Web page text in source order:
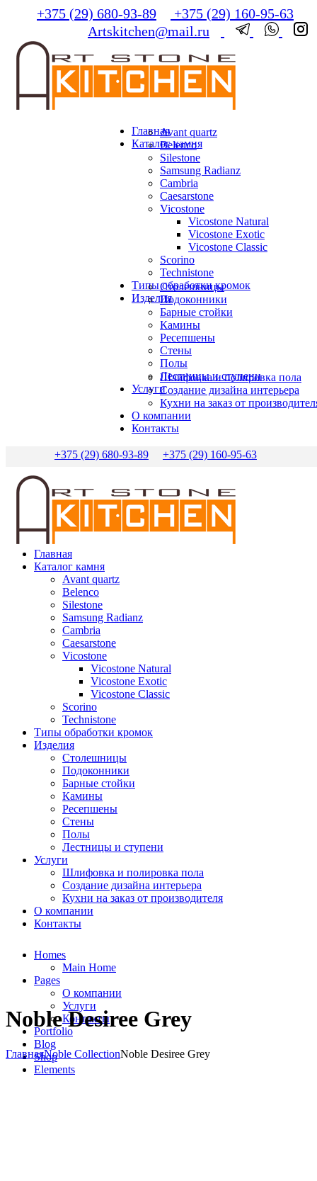
+375 (29) 680-93-89
+375 (29) 160-95-63
Artskitchen@mail.ru
Главная
Каталог камня
Avant quartz
Belenco
Silestone
Samsung Radianz
Сambria
Сaesarstone
Vicostone
Vicostone Natural
Vicostone Exotic
Vicostone Classic
Scorino
Technistone
Типы обработки кромок
Изделия
Столешницы
Подоконники
Барные стойки
Камины
Ресепшены
Стены
Полы
Лестницы и ступени
Услуги
Шлифовка и полировка пола
Создание дизайна интерьера
Кухни на заказ от
О компании
Контакты
+375 (29) 680-93-89 +375 (29) 160-95-63
Главная
Каталог камня
Avant quartz
Belenco
Silestone
Samsung Radianz
Сambria
Сaesarstone
Vicostone
Vicostone Natural
Vicostone Exotic
Vicostone Classic
Scorino
Technistone
Типы обработки кромок
Изделия
Столешницы
Подоконники
Барные стойки
Камины
Ресепшены
Стены
Полы
Лестницы и ступени
Услуги
Шлифовка и полировка пола
Создание дизайна интерьера
Кухни на заказ от производителя
О компании
Контакты
Homes
Main Home
Pages
О компании
Услуги
Контакты
Portfolio
Blog
Shop
Elements
Noble Desiree Grey
ГлавнаяNoble CollectionNoble Desiree Grey